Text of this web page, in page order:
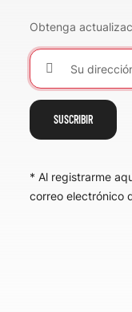
Obtenga
SUSCRIBIR
* Al registrarme
correo electrónico